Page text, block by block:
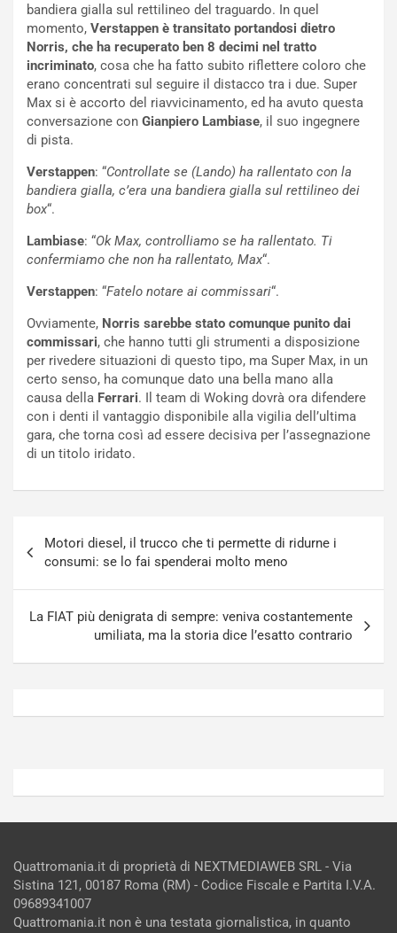
bandiera gialla sul rettilineo del traguardo. In quel
momento, Verstappen è transitato portandosi dietro
Norris, che ha recuperato ben 8 decimi nel tratto
incriminato, cosa che ha fatto subito riflettere coloro che
erano concentrati sul seguire il distacco tra i due. Super
Max si è accorto del riavvicinamento, ed ha avuto questa
conversazione con Gianpiero Lambiase, il suo ingegnere
di pista.
Verstappen: “Controllate se (Lando) ha rallentato con la
bandiera gialla, c’era una bandiera gialla sul rettilineo dei
box“.
Lambiase: “Ok Max, controlliamo se ha rallentato. Ti
confermiamo che non ha rallentato, Max“.
Verstappen: “Fatelo notare ai commissari“.
Ovviamente, Norris sarebbe stato comunque punito dai
commissari, che hanno tutti gli strumenti a disposizione
per rivedere situazioni di questo tipo, ma Super Max, in un
certo senso, ha comunque dato una bella mano alla
causa della Ferrari. Il team di Woking dovrà ora difendere
con i denti il vantaggio disponibile alla vigilia dell’ultima
gara, che torna così ad essere decisiva per l’assegnazione
di un titolo iridato.
articoli
Motori diesel, il trucco che ti permette di ridurne i
consumi: se lo fai spenderai molto meno
La FIAT più denigrata di sempre: veniva costantemente
umiliata, ma la storia dice l’esatto contrario
o
d
a
u
n
S
U
V
E
e
c
a
o
N
o
n
P
R
Agosto
Admin
a
F
A
S
m
e
n
s
c
e
C
s
a
N
o
u
S
p
Agosto
Admin
Quattromania.it di proprietà di NEXTMEDIAWEB SRL - Via
Sistina 121, 00187 Roma (RM) - Codice Fiscale e Partita I.V.A.
09689341007
Quattromania.it non è una testata giornalistica, in quanto